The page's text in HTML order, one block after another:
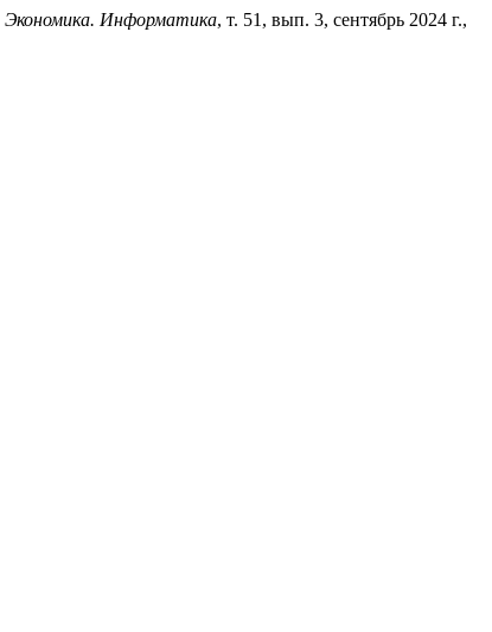
Экономика. Информатика, т. 51, вып. 3, сентябрь 2024 г.,